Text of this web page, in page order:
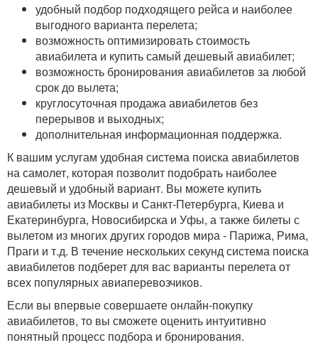
удобный подбор подходящего рейса и наиболее
выгодного варианта перелета;
возможность оптимизировать стоимость
авиабилета и купить самый дешевый авиабилет;
возможность бронирования авиабилетов за любой
срок до вылета;
круглосуточная продажа авиабилетов без
перерывов и выходных;
дополнительная информационная поддержка.
К вашим услугам удобная система поиска авиабилетов
на самолет, которая позволит подобрать наиболее
дешевый и удобный вариант. Вы можете купить
авиабилеты из Москвы и Санкт-Петербурга, Киева и
Екатеринбурга, Новосибирска и Уфы, а также билеты с
вылетом из многих других городов мира - Парижа, Рима,
Праги и т.д. В течение нескольких секунд система поиска
авиабилетов подберет для вас варианты перелета от
всех популярных авиаперевозчиков.
Если вы впервые совершаете онлайн-покупку
авиабилетов, то вы сможете оценить интуитивно
понятный процесс подбора и бронирования.